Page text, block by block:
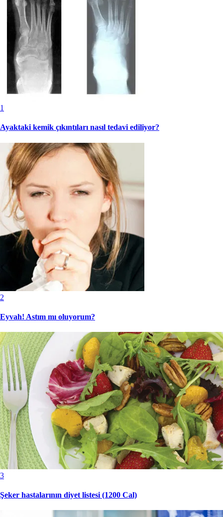
1
Ayaktaki kemik çıkıntıları nasıl tedavi ediliyor?
2
Eyvah! Astım mı oluyorum?
3
Şeker hastalarının diyet listesi (1200 Cal)